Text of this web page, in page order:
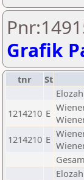
Grafik
tnr St
1214210 E
1214210 E